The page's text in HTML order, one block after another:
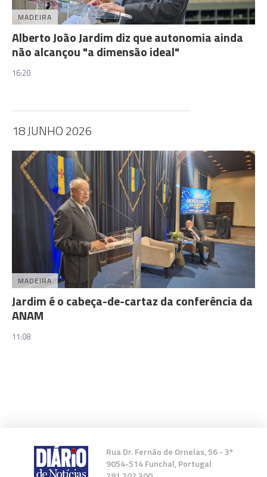
MADEIRA
Alberto João Jardim diz que autonomia ainda
não alcançou "a dimensão ideal"
16:20
18 JUNHO 2026
MADEIRA
Jardim é o cabeça-de-cartaz da conferência da
ANAM
11:08
Rua Dr. Fernão de Ornelas, 56 - 3º
9054-514 Funchal, Portugal